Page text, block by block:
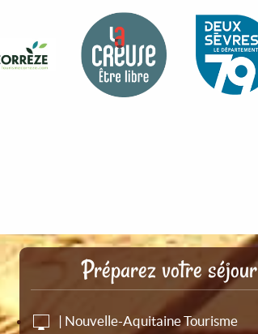
Préparez votre séjour
| Nouvelle-Aquitaine Tourisme